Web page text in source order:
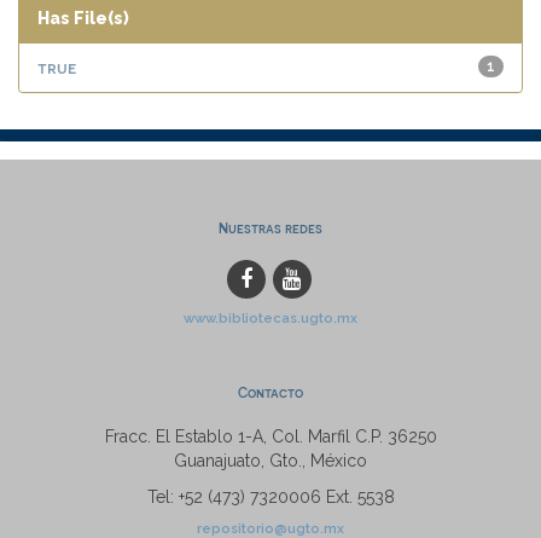
Has File(s)
1
true
Nuestras redes
www.bibliotecas.ugto.mx
Contacto
Fracc. El Establo 1-A, Col. Marfil C.P. 36250
Guanajuato, Gto., México
Tel: +52 (473) 7320006 Ext. 5538
repositorio@ugto.mx